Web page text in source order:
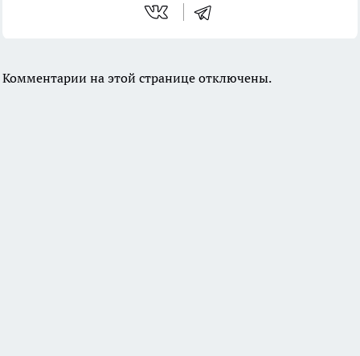
Комментарии на этой странице отключены.